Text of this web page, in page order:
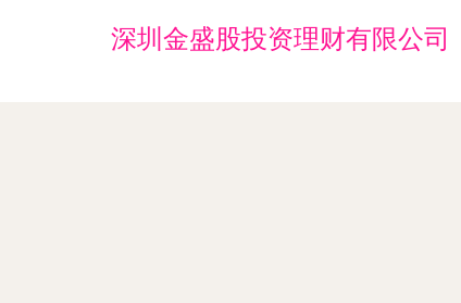
深圳金盛股投资理财有限公司